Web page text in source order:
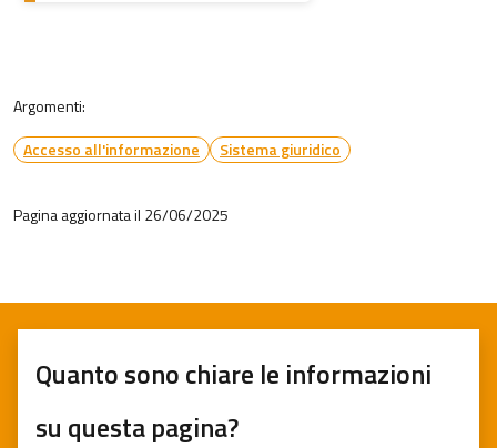
Argomenti:
Accesso all'informazione
Sistema giuridico
Pagina aggiornata il 26/06/2025
Quanto sono chiare le informazioni
su questa pagina?